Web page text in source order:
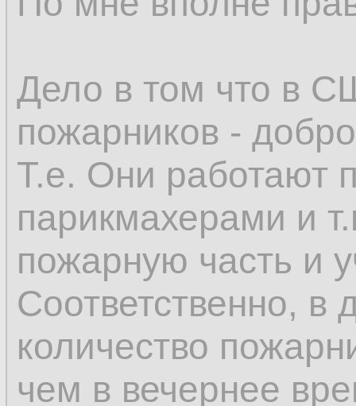
Дело в том что в
пожарников -
Т.е. Они работают
парикмахерами и
пожарную часть и
Соответственно, в
количество
чем в вечернее